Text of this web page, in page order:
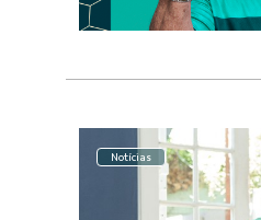
Notícias